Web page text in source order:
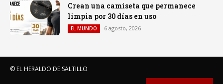
Crean una camiseta que permanece
limpia por 30 días en uso
EL MUNDO 6 agosto, 2026
© EL HERALDO DE SALTILLO